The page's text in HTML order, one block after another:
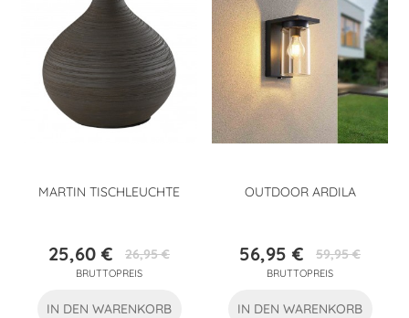
MARTIN TISCHLEUCHTE
Preis
25,60 €Verkaufspreis
26,95 €
BRUTTOPREIS
IN DEN WARENKORB
OUTDOOR ARDILA
Preis
56,95 €Verkaufspreis
59,95 €
BRUTTOPREIS
IN DEN WARENKORB